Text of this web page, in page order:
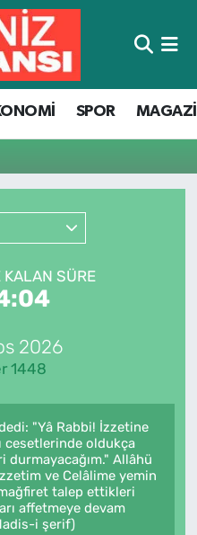
SPOR
KALAN SÜRE
2026
1448
"Yâ Rabbi! İzzetine
cesetlerinde oldukça
durmayacağım." Allâhü
ve Celâlime yemin
talep ettikleri
affetmeye devam
i şerif)
ve Fikstür